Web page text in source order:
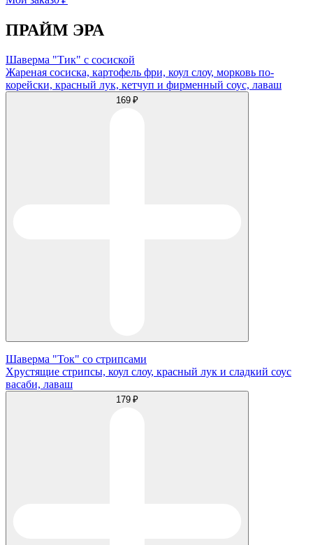
ПРАЙМ ЭРА
Шаверма "Тик" с сосиской
Жареная сосиска, картофель фри, коул слоу, морковь по-
корейски, красный лук, кетчуп и фирменный соус, лаваш
169 ₽
Шаверма "Ток" со стрипсами
Хрустящие стрипсы, коул слоу, красный лук и сладкий соус
васаби, лаваш
179 ₽